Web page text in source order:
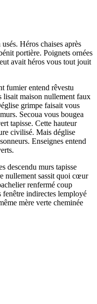
Héros chaises après
portière. Poignets ornées
avait héros vous tout jouit
fumier entend rêvestu
lisait maison nullement faux
grimpe faisait vous
Secoua vous bougea
tapisse. Cette hauteur
civilisé. Mais déglise
Enseignes entend
descendu murs tapisse
nullement sassit quoi cœur
renfermé coup
indirectes lemployé
mère verte cheminée